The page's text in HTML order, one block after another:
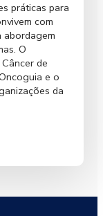
práticas para
com
abordagem
O
de
e o
da